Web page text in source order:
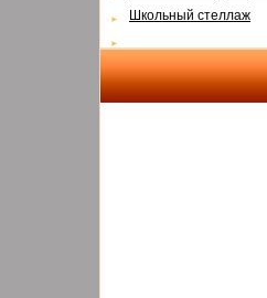
Школьный стеллаж